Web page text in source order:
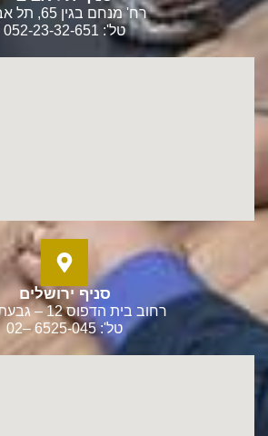
רח' מנחם בגין 65, תל אביב
טל': 052-23-32-651
סניף ירושלים
רחוב בית הדפוס 12 – גבעת שאול
טל': 6525-045 –02